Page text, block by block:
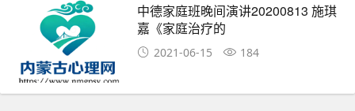
中德家庭班晚间演讲20200813 施琪
嘉《家庭治疗的
2021-06-15 184